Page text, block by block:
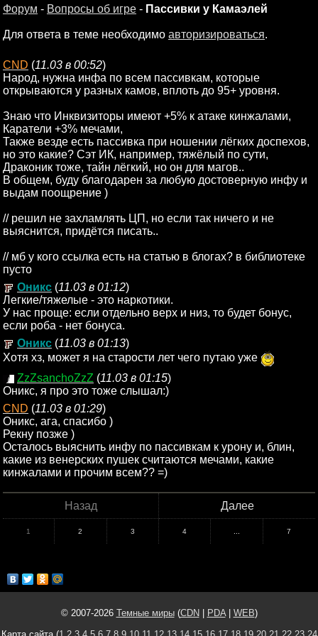
Форум - Вопросы об игре - Пассивки у Камаэлей
Для ответа в теме необходимо авторизироваться.
CND (11.03 в 00:52)
Народ, нужна инфа по всем пассивкам, которые
открываются у разных камов, вплоть до 95+ уровня.
Знаю что Инквизиторы имеют +5% к атаке кинжалами,
Каратели +3% мечами,
Также везде есть пассивка при ношении лёгких доспехов,
но это какие? Сэт ИК, например, тяжёлый по сути,
Драконик тоже, тайн лёгкий, но он для магов..
В общем, буду благодарен за любую достоверную инфу и
выдам поощрение )
// решил не захламлять ЦП, но если так ничего и не
выяснится, придётся писать..
// мб у кого ссылка есть на статью в блогах? в библиотеке
пусто
Оникс (11.03 в 01:12)
Легкие/тяжелые - это наркотики.
У нас проще: если отдельно верх и низ, то будет бонус,
если роба - нет бонуса.
Оникс (11.03 в 01:13)
Хотя хз, может я на старости лет чего путаю уже
ZzZsanchoZzZ (11.03 в 01:15)
Оникс, я про это тоже слышал:)
CND (11.03 в 01:29)
Оникс, ага, спасибо )
Рекну позже )
Осталось выяснить инфу по пассивкам к урону и, блин,
какие из венерских пушек считаются мечами, какие
кинжалами и прочим всем?? =)
Назад Далее
1 2 3 4 7
© 2007-2026 Темные миры(CDN PDA| WEB)